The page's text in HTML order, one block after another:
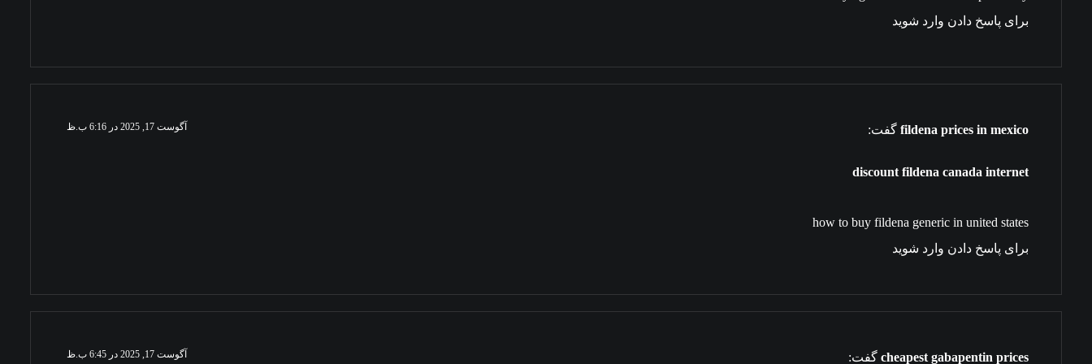
برای پاسخ دادن وارد شوید
fildena prices in mexico گفت: آگوست 17, 2025 در 6:16 ب.ظ
discount fildena canada internet
how to buy fildena generic in united states
برای پاسخ دادن وارد شوید
cheapest gabapentin prices گفت: آگوست 17, 2025 در 6:45 ب.ظ